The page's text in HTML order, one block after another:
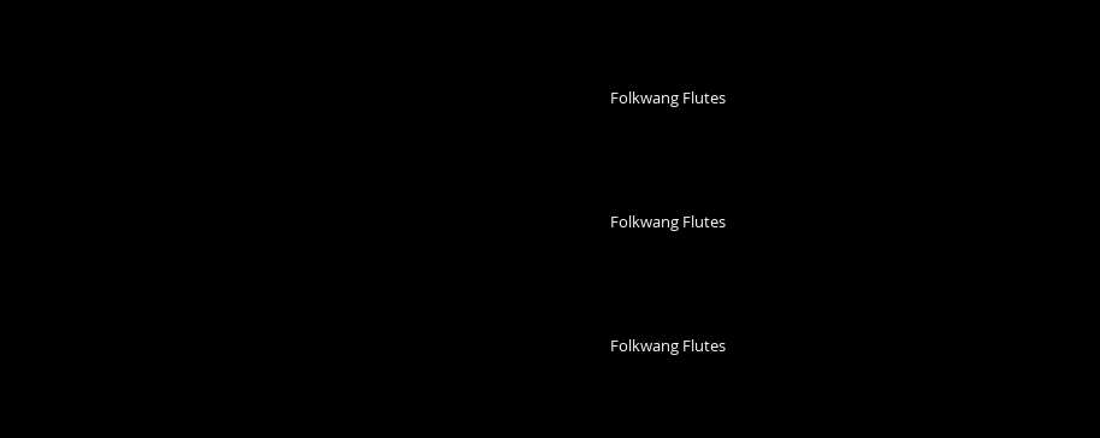
Folkwang Flutes
Folkwang Flutes
Folkwang Flutes